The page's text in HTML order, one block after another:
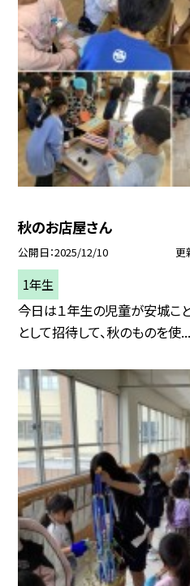
秋のお店屋さん
公開日 2025/12/10 更
1年生
今日は１年生の児童が安城こ
として招待して、秋のものを使...